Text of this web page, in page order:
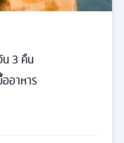
3 คืน
อาหาร